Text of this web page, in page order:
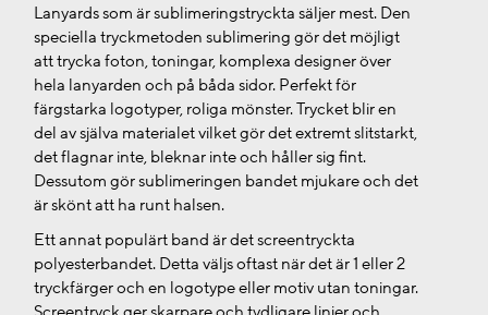
Lanyards som är sublimeringstryckta säljer mest. Den
speciella tryckmetoden sublimering gör det möjligt
att trycka foton, toningar, komplexa designer över
hela lanyarden och på båda sidor. Perfekt för
färgstarka logotyper, roliga mönster. Trycket blir en
del av själva materialet vilket gör det extremt slitstarkt,
det flagnar inte, bleknar inte och håller sig fint.
Dessutom gör sublimeringen bandet mjukare och det
är skönt att ha runt halsen.
Ett annat populärt band är det screentryckta
polyesterbandet. Detta väljs oftast när det är 1 eller 2
tryckfärger och en logotype eller motiv utan toningar.